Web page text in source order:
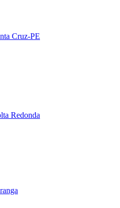
Cruz-PE
Redonda